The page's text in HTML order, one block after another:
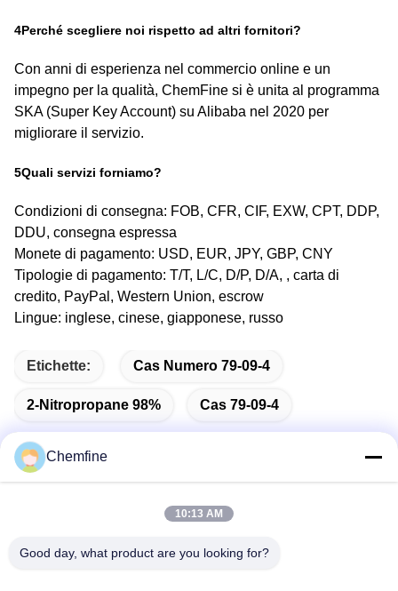
4Perché scegliere noi rispetto ad altri fornitori?
Con anni di esperienza nel commercio online e un
impegno per la qualità, ChemFine si è unita al programma
SKA (Super Key Account) su Alibaba nel 2020 per
migliorare il servizio.
5Quali servizi forniamo?
Condizioni di consegna: FOB, CFR, CIF, EXW, CPT, DDP,
DDU, consegna espressa
Monete di pagamento: USD, EUR, JPY, GBP, CNY
Tipologie di pagamento: T/T, L/C, D/P, D/A, , carta di
credito, PayPal, Western Union, escrow
Lingue: inglese, cinese, giapponese, russo
Etichette: Cas Numero 79-09-4
2-Nitropropane 98% Cas 79-09-4
Indirizzo
Chemfine
10:13 AM
Good day, what product are you looking for?